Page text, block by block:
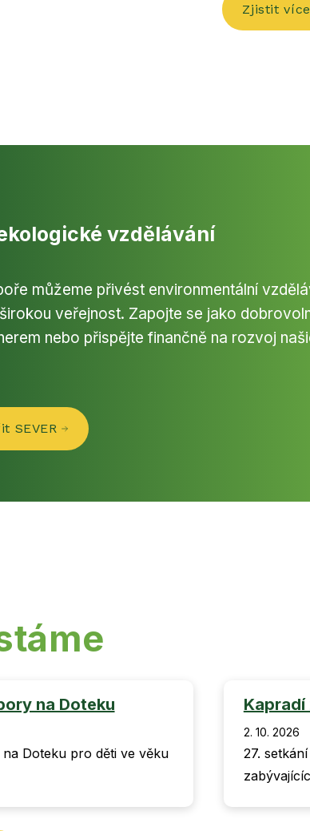
Zjistit více
vzdělávání
můžeme přivést environmentální
veřejnost. Zapojte se jako
nebo přispějte finančně na rozvoj
SEVER
na Doteku
Doteku pro děti ve věku
Kapradí
2. 10. 2026
27.